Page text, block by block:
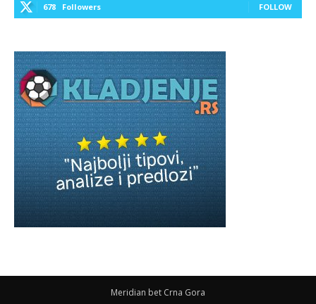
678 Followers FOLLOW
Meridian bet Crna Gora